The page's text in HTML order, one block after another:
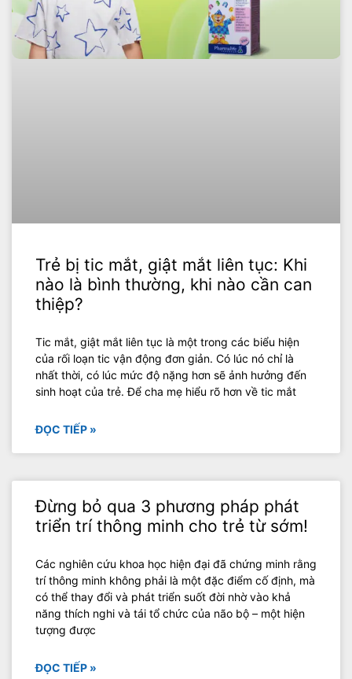
Trẻ bị tic mắt, giật mắt liên tục: Khi
nào là bình thường, khi nào cần can
thiệp?
Tic mắt, giật mắt liên tục là một trong các biểu hiện
của rối loạn tic vận động đơn giản. Có lúc nó chỉ là
nhất thời, có lúc mức độ nặng hơn sẽ ảnh hưởng đến
sinh hoạt của trẻ. Để cha mẹ hiểu rõ hơn về tic mắt
ĐỌC TIẾP »
Đừng bỏ qua 3 phương pháp phát
triển trí thông minh cho trẻ từ sớm!
Các nghiên cứu khoa học hiện đại đã chứng minh rằng
trí thông minh không phải là một đặc điểm cố định, mà
có thể thay đổi và phát triển suốt đời nhờ vào khả
năng thích nghi và tái tổ chức của não bộ – một hiện
tượng được
ĐỌC TIẾP »